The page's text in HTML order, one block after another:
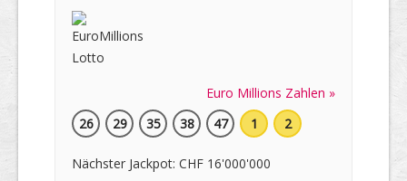
Euro Millions Zahlen »
26
29 35 38 47 1 2
Nächster Jackpot: CHF 16'000'000